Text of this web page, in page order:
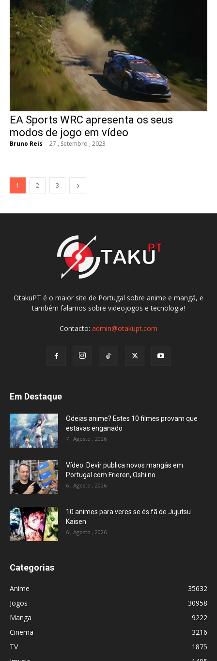
EA Sports WRC apresenta os seus
modos de jogo em vídeo
Bruno Reis - 27 , Setembro , 2023
1 2 3
OtakuPT é o maior site de Portugal sobre anime e mangá, e
também falamos sobre videojogos e tecnologia!
Contacto: admin@otakupt.com
Em Destaque
Odeias anime? Estes 10 filmes provam que
estavas enganado
7 , Agosto , 2026
Vídeo: Devir publica novos mangás em
Portugal com Frieren, Oshi no...
6 , Agosto , 2026
10 animes para veres se és fã de Jujutsu
Kaisen
6 , Agosto , 2026
Categorias
Anime
35632
Jogos
30958
Manga
9222
Cinema
3216
TV
1875